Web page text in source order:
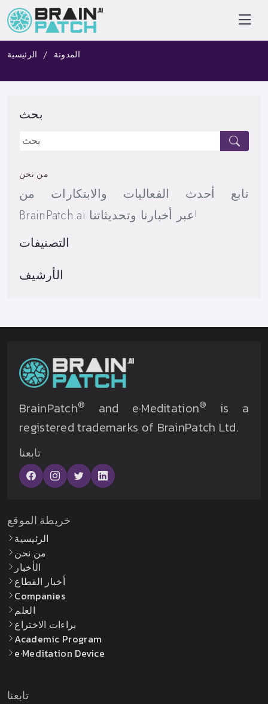
الرئيسية المدونة
بحث
من نحن
تابع أحدث الفعاليات والابتكارات من
BrainPatch.ai عبر أخبارنا وتحديثاتنا!
التصنيفات
الأرشيف
BrainPatch® and e·Meditation®
is a
registered trademarks of BrainPatch Ltd.
تابعنا
خريطة الموقع
الرئيسية
من نحن
الأخبار
أخبار القطاع
Companies
العلم
براءات الاختراع
Academic Program
e·Meditation Device
تابعنا